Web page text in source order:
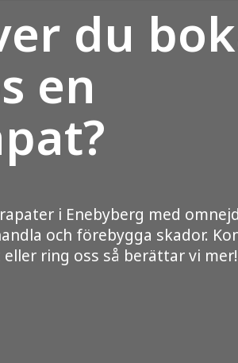
du
en
i Enebyberg med
och förebygga skador.
ring oss så berättar vi mer!